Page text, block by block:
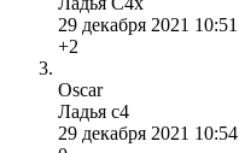
29 декабря 2021 10:51
+2
Oscar
Ладья с4
29 декабря 2021 10:54